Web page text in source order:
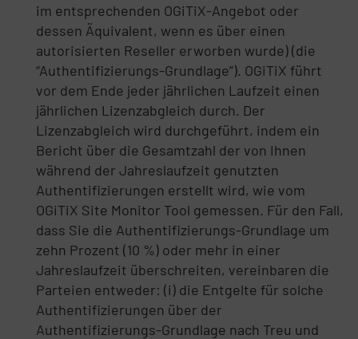
im entsprechenden OGiTiX-Angebot oder
dessen Äquivalent, wenn es über einen
autorisierten Reseller erworben wurde) (die
“Authentifizierungs-Grundlage”). OGiTiX führt
vor dem Ende jeder jährlichen Laufzeit einen
jährlichen Lizenzabgleich durch. Der
Lizenzabgleich wird durchgeführt, indem ein
Bericht über die Gesamtzahl der von Ihnen
während der Jahreslaufzeit genutzten
Authentifizierungen erstellt wird, wie vom
OGiTiX Site Monitor Tool gemessen. Für den Fall,
dass Sie die Authentifizierungs-Grundlage um
zehn Prozent (10 %) oder mehr in einer
Jahreslaufzeit überschreiten, vereinbaren die
Parteien entweder: (i) die Entgelte für solche
Authentifizierungen über der
Authentifizierungs-Grundlage nach Treu und